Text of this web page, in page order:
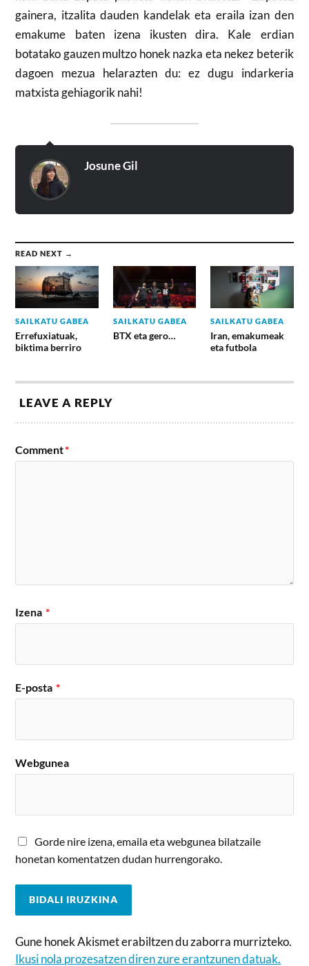
gainera, itzalita dauden kandelak eta eraila izan den
emakume baten izena ikusten dira. Kale erdian
botatako gauzen multzo honek nazka eta nekez beterik
dagoen mezua helarazten du: ez dugu indarkeria
matxista gehiagorik nahi!
Josune Gil
READ NEXT →
SAILKATU GABEA
Errefuxiatuak,
biktima berriro
SAILKATU GABEA
BTX eta gero…
SAILKATU GABEA
Iran, emakumeak
eta futbola
LEAVE A REPLY
Comment*
Izena *
E-posta *
Webgunea
Gorde nire izena, emaila eta webgunea bilatzaile
honetan komentatzen dudan hurrengorako.
Gune honek Akismet erabiltzen du zaborra murrizteko.
Ikusi nola prozesatzen diren zure erantzunen datuak.